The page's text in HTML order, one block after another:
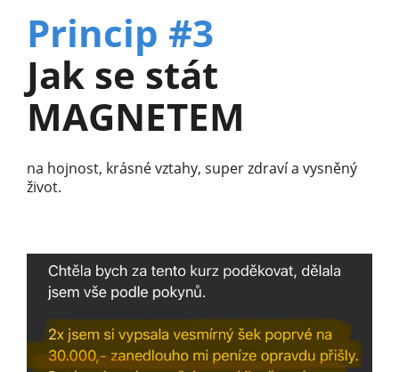
Princip #3
Jak se stát
MAGNETEM
na hojnost, krásné vztahy, super zdraví a vysněný
život.